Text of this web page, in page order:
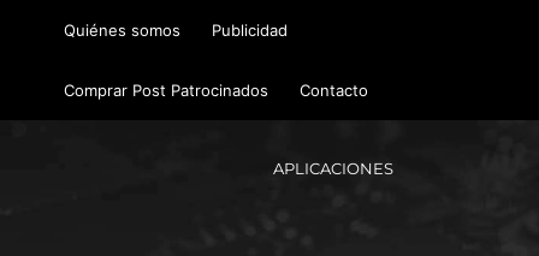
Quiénes somos Publicidad
Comprar Post Patrocinados Contacto
APLICACIONES